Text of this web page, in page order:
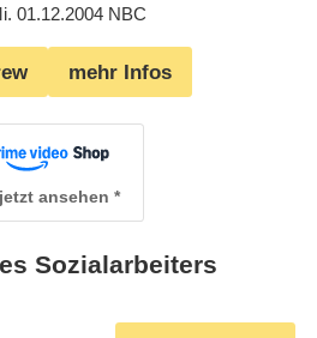
01.12.2004 NBC
mehr Infos
jetzt ansehen
Sozialarbeiters